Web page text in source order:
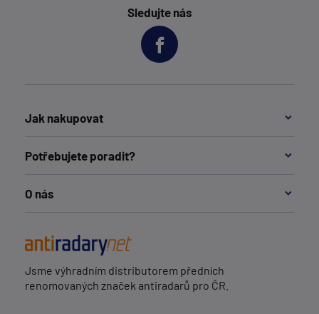
Sledujte nás
Jak nakupovat
Potřebujete poradit?
O nás
Jsme výhradním distributorem předních
renomovaných značek antiradarů pro ČR.